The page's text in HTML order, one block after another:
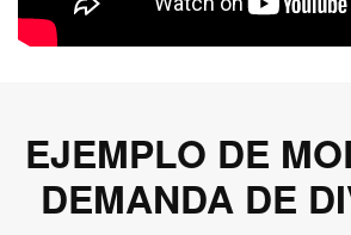
EJEMPLO DE
DEMANDA DE